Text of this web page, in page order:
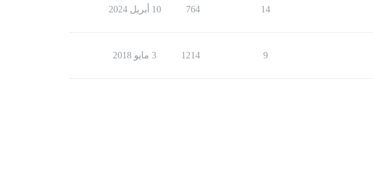
14
764 10 أبريل 2024
9
1214 3 مايو 2018